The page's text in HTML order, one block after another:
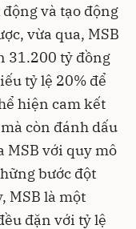
và tạo động
vừa qua, MSB
31.200 tỷ đồng
tỷ lệ 20% để
hiện cam kết
còn đánh dấu
MSB với quy mô
bước đột
MSB là một
đặn với tỷ lệ